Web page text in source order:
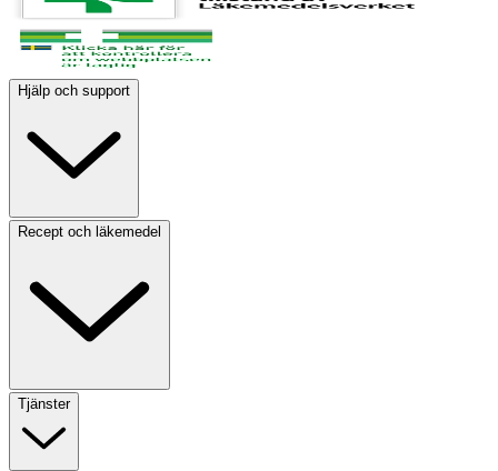
Hjälp och support
Recept och läkemedel
Tjänster